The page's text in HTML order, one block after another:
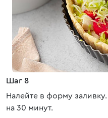
Шаг 8
Налейте в форму
на 30 минут.